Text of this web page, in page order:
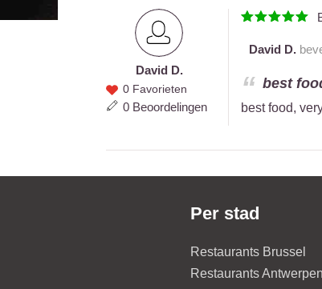
David
D.
David D.
0 Favorieten
0 Beoordelingen
David D.
best
best food,
Per stad
Restaurants Brussel
Restaurants Antwerpen